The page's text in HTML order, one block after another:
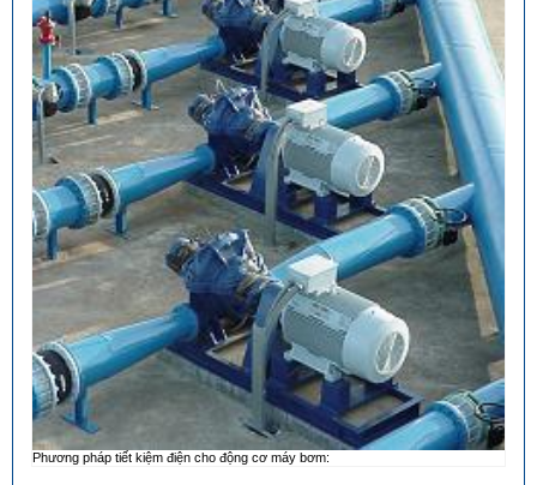
Phương pháp tiết kiệm điện cho động cơ máy bơm: